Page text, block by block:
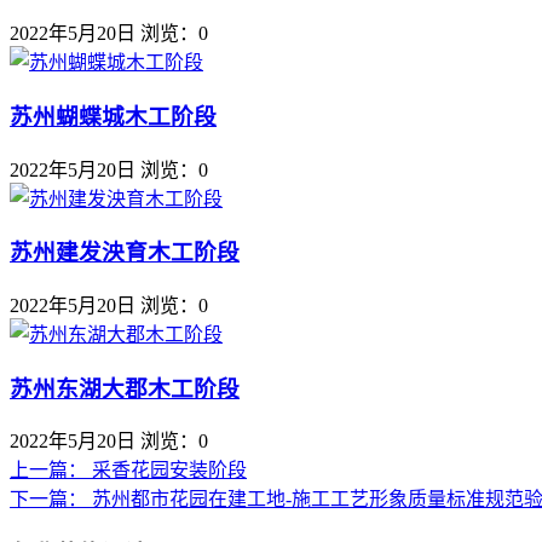
2022年5月20日 浏览：0
苏州蝴蝶城木工阶段
2022年5月20日 浏览：0
苏州建发泱育木工阶段
2022年5月20日 浏览：0
苏州东湖大郡木工阶段
2022年5月20日 浏览：0
上一篇：
采香花园安装阶段
下一篇：
苏州都市花园在建工地-施工工艺形象质量标准规范